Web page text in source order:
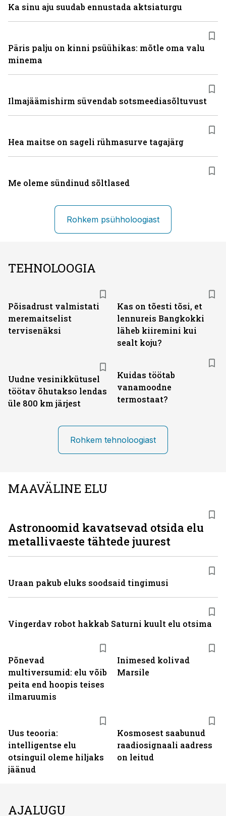
Ka sinu aju suudab ennustada aktsiaturgu
Päris palju on kinni psüühikas: mõtle oma valu
minema
Ilmajäämishirm süvendab sotsmeediasõltuvust
Hea maitse on sageli rühmasurve tagajärg
Me oleme sündinud sõltlased
Rohkem psühholoogiast
TEHNOLOOGIA
Põisadrust valmistati
meremaitselist
tervisenäksi
Kas on tõesti tõsi, et
lennureis Bangkokki
läheb kiiremini kui
sealt koju?
Uudne vesinikkütusel
töötav õhutakso lendas
üle 800 km järjest
Kuidas töötab
vanamoodne
termostaat?
Rohkem tehnoloogiast
MAAVÄLINE ELU
Põnevad
multiversumid: elu võib
peita end hoopis teises
ilmaruumis
Inimesed kolivad
Marsile
Uus teooria:
intelligentse elu
otsinguil oleme hiljaks
jäänud
Kosmosest saabunud
raadiosignaali aadress
on leitud
Astronoomid kavatsevad otsida elu
metallivaeste tähtede juurest
Uraan pakub eluks soodsaid tingimusi
Vingerdav robot hakkab Saturni kuult elu otsima
AJALUGU